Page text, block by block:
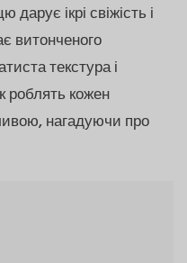
дарує ікрі свіжість і
витонченого
текстура і
роблять кожен
нагадуючи про